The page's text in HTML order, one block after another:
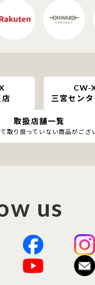
CW-
三宮セン
取扱店舗一覧
取り扱っていない商品がござ
us